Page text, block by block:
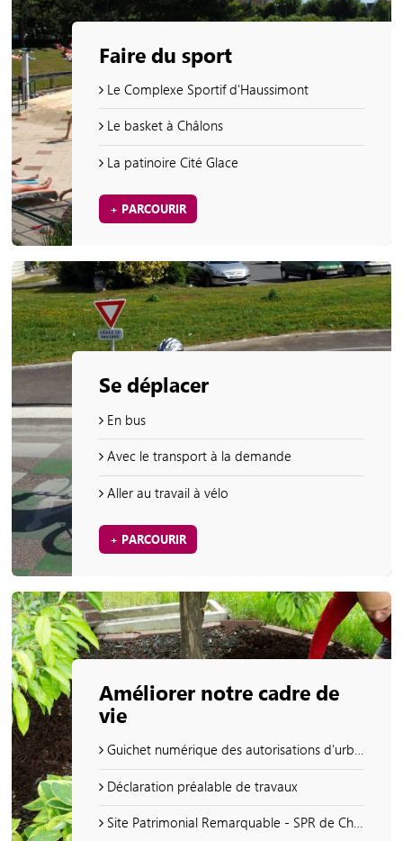
Faire du sport
Le Complexe Sportif d'Haussimont
Le basket à Châlons
La patinoire Cité Glace
+ PARCOURIR
Se déplacer
En bus
Avec le transport à la demande
Aller au travail à vélo
+ PARCOURIR
Améliorer notre cadre de
vie
Guichet numérique des autorisations d'urbanisme (GNAU)
Déclaration préalable de travaux
Site Patrimonial Remarquable - SPR de Châlons-en-Champagne